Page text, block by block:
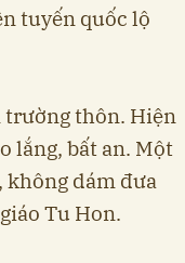
tuyến quốc lộ
trường thôn. Hiện
lắng, bất an. Một
không dám đưa
Tu Hon.